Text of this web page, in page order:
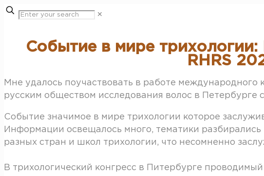
✕
Событие в мире
RHRS
Мне удалось поучаствовать в работе международного
русским обществом исследования волос в Петербурге
Событие значимое в мире трихологии которое
Информации освещалось много, тематики
разных стран и школ трихологии, что несомненно
В трихологический конгресс в Питербурге